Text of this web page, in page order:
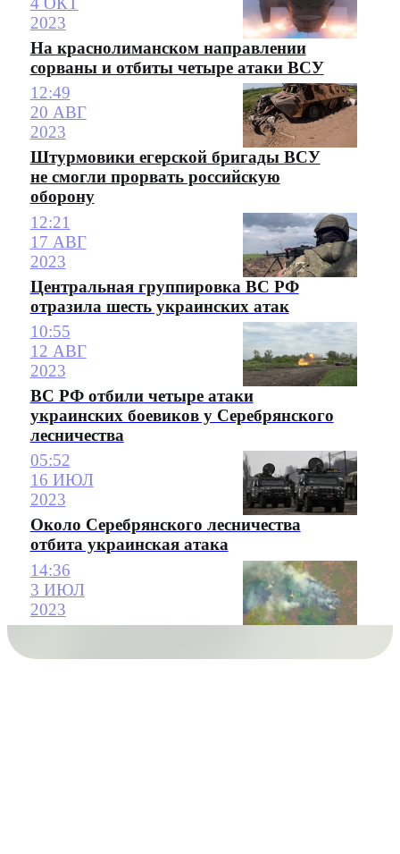
2023
На краснолиманском направлении
сорваны и отбиты четыре атаки ВСУ
12:49
20 АВГ
2023
Штурмовики егерской бригады ВСУ
не смогли прорвать российскую
оборону
12:21
17 АВГ
2023
Центральная группировка ВС РФ
отразила шесть украинских атак
10:55
12 АВГ
2023
ВС РФ отбили четыре атаки
украинских боевиков у Серебрянского
лесничества
05:52
16 ИЮЛ
2023
Около Серебрянского лесничества
отбита украинская атака
14:36
3 ИЮЛ
2023